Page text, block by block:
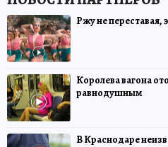
Ржу не переставая,
Королева вагона
равнодушным
В Краснодаре